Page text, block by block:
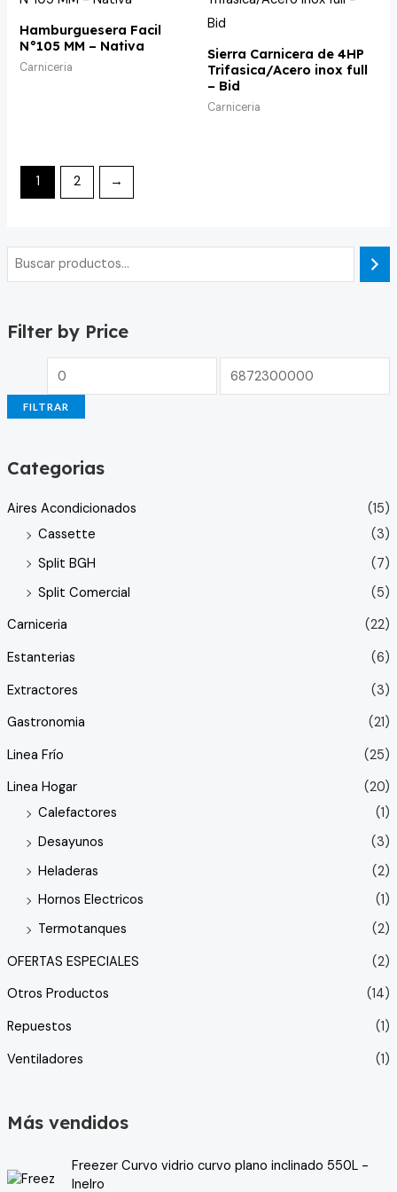
Filter by Price
FILTRAR
Categorias
Aires Acondicionados
(15)
Cassette
(3)
Split BGH
(7)
Split Comercial
(5)
Carniceria
(22)
Estanterias
(6)
Extractores
(3)
Gastronomia
(21)
Linea Frío
(25)
Linea Hogar
(20)
Calefactores
(1)
Desayunos
(3)
Heladeras
(2)
Hornos Electricos
(1)
Termotanques
(2)
OFERTAS ESPECIALES
(2)
Otros Productos
(14)
Repuestos
(1)
Ventiladores
(1)
Más vendidos
Freezer Curvo vidrio curvo plano inclinado 550L -
Inelro
Hamburguesera Facil
N°105 MM – Nativa
Carniceria
Sierra Carnicera de 4HP
Trifasica/Acero inox full
– Bid
Carniceria
1 2 →